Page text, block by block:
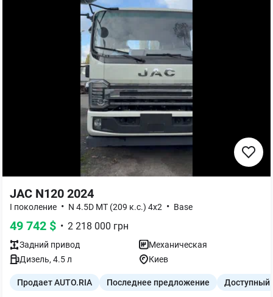
JAC N120 2024
I поколение • N 4.5D MT (209 к.с.) 4x2 • Base
49 742 $ • 2 218 000 грн
Задний привод
Механическая
Дизель, 4.5л Киев
Продает AUTO.RIA Последнее предложение Доступный